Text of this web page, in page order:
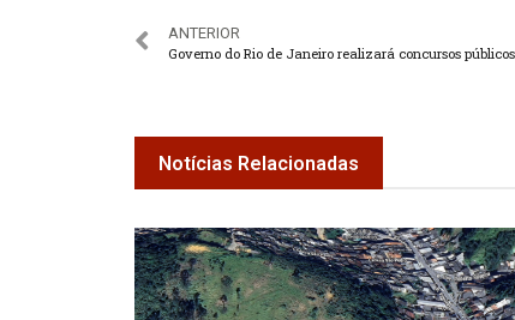
ANTERIOR
Notícias Relacionadas